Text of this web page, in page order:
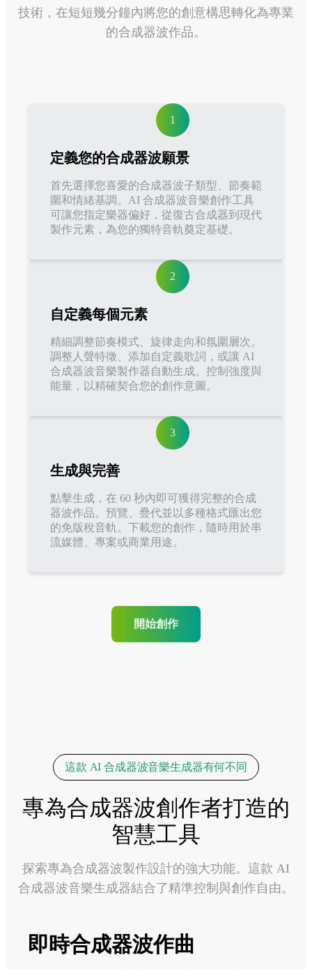
技術，在短短幾分鐘內將您的創意構思轉化為專業
的合成器波作品。
1
定義您的合成器波願景
首先選擇您喜愛的合成器波子類型、節奏範
圍和情緒基調。AI 合成器波音樂創作工具
可讓您指定樂器偏好，從復古合成器到現代
製作元素，為您的獨特音軌奠定基礎。
2
自定義每個元素
精細調整節奏模式、旋律走向和氛圍層次。
調整人聲特徵、添加自定義歌詞，或讓 AI
合成器波音樂製作器自動生成。控制強度與
能量，以精確契合您的創作意圖。
3
生成與完善
點擊生成，在 60 秒內即可獲得完整的合成
器波作品。預覽、疊代並以多種格式匯出您
的免版稅音軌。下載您的創作，隨時用於串
流媒體、專案或商業用途。
開始創作
這款 AI 合成器波音樂生成器有何不同
專為合成器波創作者打造的
智慧工具
探索專為合成器波製作設計的強大功能。這款 AI
合成器波音樂生成器結合了精準控制與創作自由。
即時合成器波作曲